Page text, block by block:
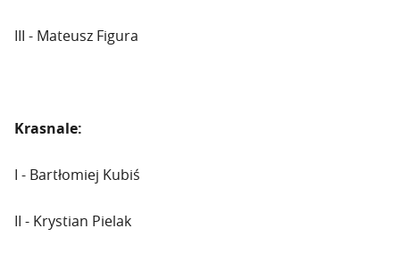
III - Mateusz Figura
Krasnale:
I - Bartłomiej Kubiś
II - Krystian Pielak